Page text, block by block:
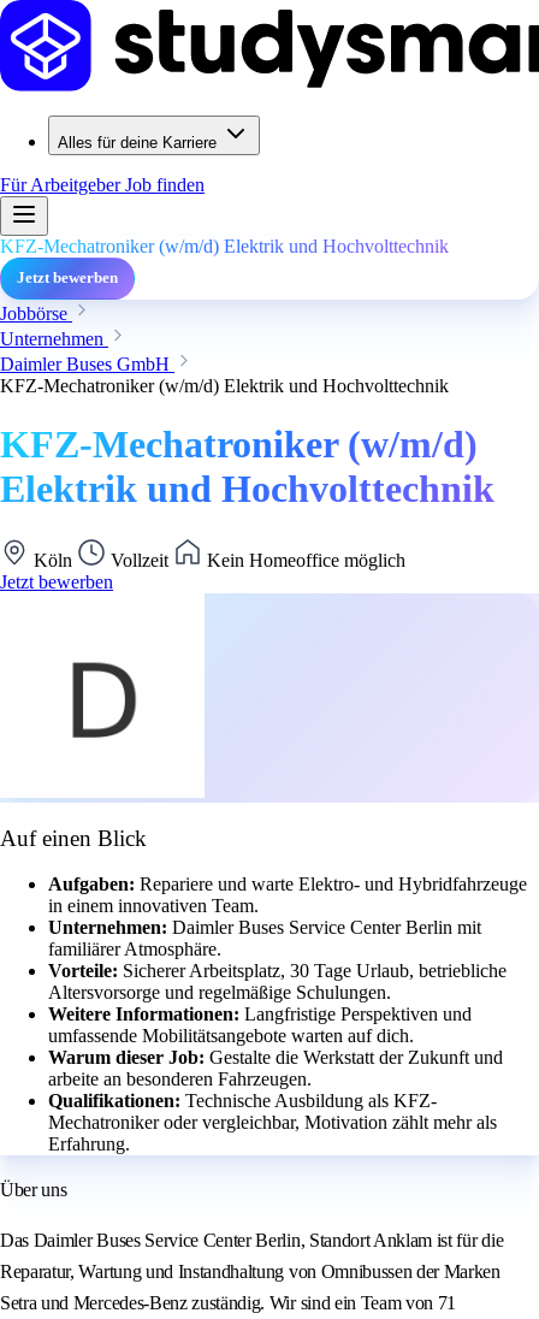
Alles für deine Karriere
Für ArbeitgeberJob finden
KFZ-Mechatroniker (w/m/d) Elektrik und Hochvolttechnik
Jetzt bewerben
Jobbörse
Unternehmen
Daimler Buses GmbH
KFZ-Mechatroniker (w/m/d) Elektrik und Hochvolttechnik
KFZ-Mechatroniker (w/m/d)
Elektrik und Hochvolttechnik
Köln Vollzeit
Kein Homeoffice möglich
Jetzt bewerben
Auf einen Blick
Aufgaben: Repariere und warte Elektro- und Hybridfahrzeuge
in einem innovativen Team.
Unternehmen: Daimler Buses Service Center Berlin mit
familiärer Atmosphäre.
Vorteile: Sicherer Arbeitsplatz, 30 Tage Urlaub, betriebliche
Altersvorsorge und regelmäßige Schulungen.
Weitere Informationen: Langfristige Perspektiven und
umfassende Mobilitätsangebote warten auf dich.
Warum dieser Job: Gestalte die Werkstatt der Zukunft und
arbeite an besonderen Fahrzeugen.
Qualifikationen: Technische Ausbildung als KFZ-
Mechatroniker oder vergleichbar, Motivation zählt mehr als
Erfahrung.
Über uns
Das Daimler Buses Service Center Berlin, Standort Anklam ist für die
Reparatur, Wartung und Instandhaltung von Omnibussen der Marken
Setra und Mercedes-Benz zuständig. Wir sind ein Team von 71